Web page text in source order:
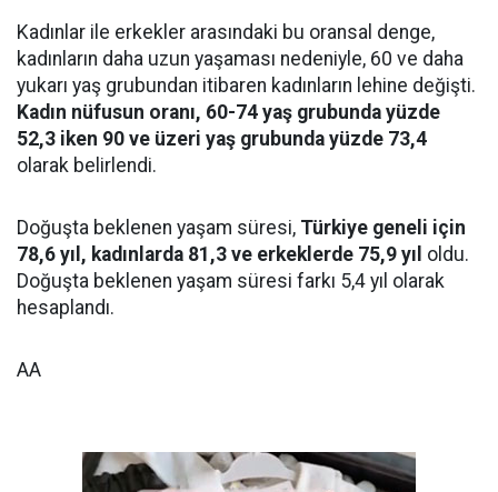
Kadınlar ile erkekler arasındaki bu oransal denge,
kadınların daha uzun yaşaması nedeniyle, 60 ve daha
yukarı yaş grubundan itibaren kadınların lehine değişti.
Kadın nüfusun oranı, 60-74 yaş grubunda yüzde
52,3 iken 90 ve üzeri yaş grubunda yüzde 73,4
olarak belirlendi.
Doğuşta beklenen yaşam süresi, Türkiye geneli için
78,6 yıl, kadınlarda 81,3 ve erkeklerde 75,9 yıl oldu.
Doğuşta beklenen yaşam süresi farkı 5,4 yıl olarak
hesaplandı.
AA